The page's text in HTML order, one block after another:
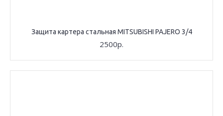
Защита картера стальная MITSUBISHI PAJERO 3/4
2500р.